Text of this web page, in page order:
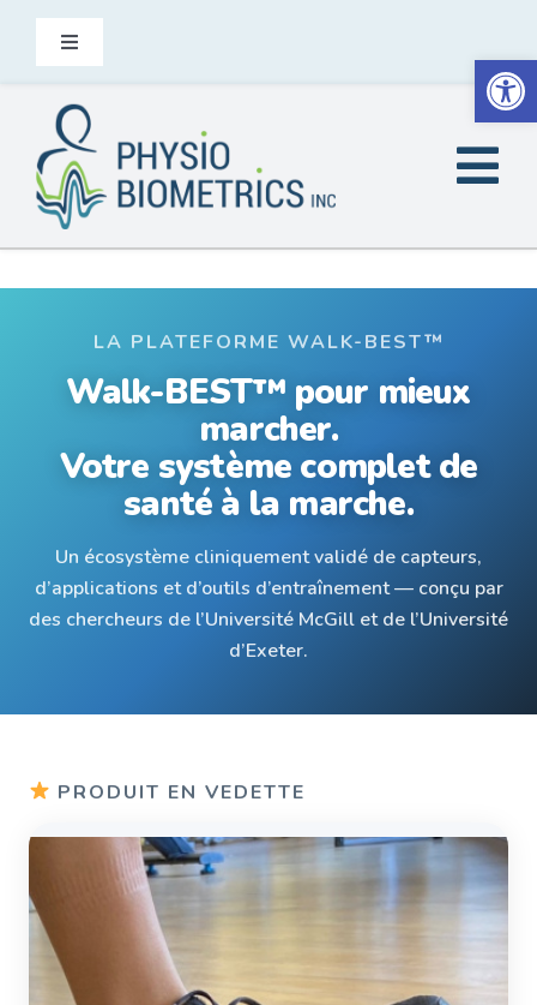
Toggle
Nous contacter
FR
Le saviez-vous
À qui s’adresse Heel2Toe
Créez vos EMA et biométrie
Nouvelles
FAQ
LA PLATEFORME WALK-BEST™
Walk-BEST™ pour mieux
marcher.
Votre système complet de
santé à la marche.
Un écosystème cliniquement validé de capteurs,
d’applications et d’outils d’entraînement — conçu par
des chercheurs de l’Université McGill et de l’Université
d’Exeter.
PRODUIT EN VEDETTE